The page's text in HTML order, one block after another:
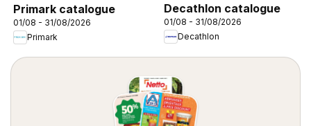
Primark catalogue
01/08 - 31/08/2026
Primark
Decathlon catalogue
01/08 - 31/08/2026
Decathlon